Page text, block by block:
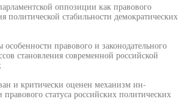
оппозиции как правового
политической стабильности демократических
правового и законодательного
становления современной российской
и критически оценен механизм ин-
статуса российских политических